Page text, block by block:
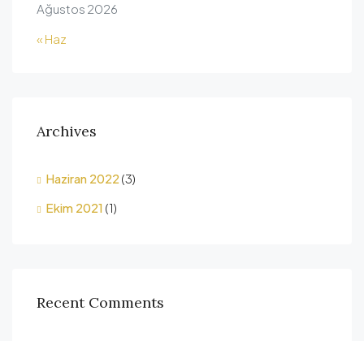
Ağustos 2026
« Haz
Archives
Haziran 2022 (3)
Ekim 2021 (1)
Recent Comments